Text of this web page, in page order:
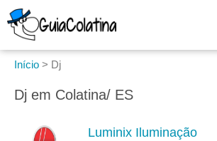
Início > Dj
Dj em Colatina/ ES
Luminix Iluminação